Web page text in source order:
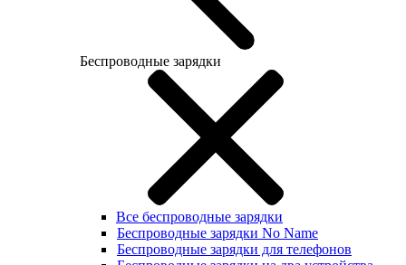
Беспроводные зарядки
Все беспроводные зарядки
Беспроводные зарядки No Name
Беспроводные зарядки для телефонов